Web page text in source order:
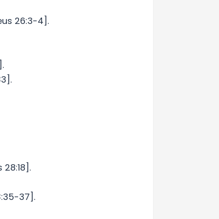
26:3-4].
37].